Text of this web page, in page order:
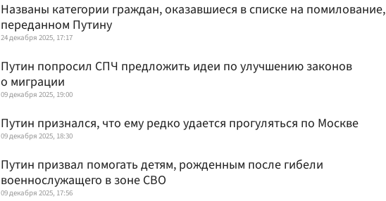
Названы категории граждан, оказавшиеся в списке на помилование,
переданном Путину
24 декабря 2025, 17:17
Путин попросил СПЧ предложить идеи по улучшению законов
о миграции
09 декабря 2025, 19:00
Путин признался, что ему редко удается прогуляться по Москве
09 декабря 2025, 18:30
Путин призвал помогать детям, рожденным после гибели
военнослужащего в зоне СВО
09 декабря 2025, 17:56